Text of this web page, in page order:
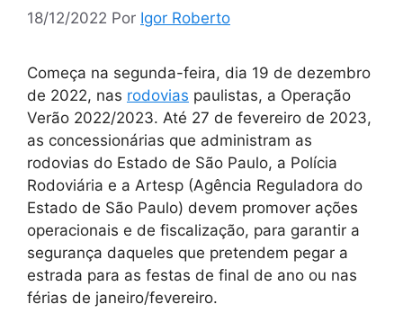
18/12/2022 Por Igor Roberto
Começa na segunda-feira, dia 19 de dezembro
de 2022, nas rodovias paulistas, a Operação
Verão 2022/2023. Até 27 de fevereiro de 2023,
as concessionárias que administram as
rodovias do Estado de São Paulo, a Polícia
Rodoviária e a Artesp (Agência Reguladora do
Estado de São Paulo) devem promover ações
operacionais e de fiscalização, para garantir a
segurança daqueles que pretendem pegar a
estrada para as festas de final de ano ou nas
férias de janeiro/fevereiro.